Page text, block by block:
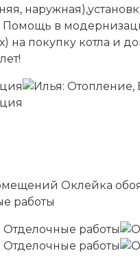
в
покупку котла и
Оклейка
работы